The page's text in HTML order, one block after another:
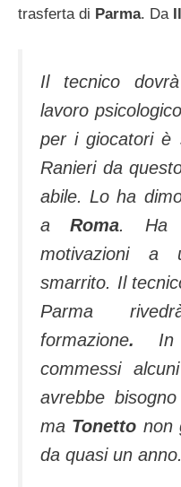
trasferta di Parma. Da
Il tecnico
lavoro
per i giocatori è
Ranieri da
abile. Lo ha
a Roma. Ha
motivazioni a
smarrito. Il
Parma
formazione. In
commessi
avrebbe
ma Tonetto non
da quasi un anno.